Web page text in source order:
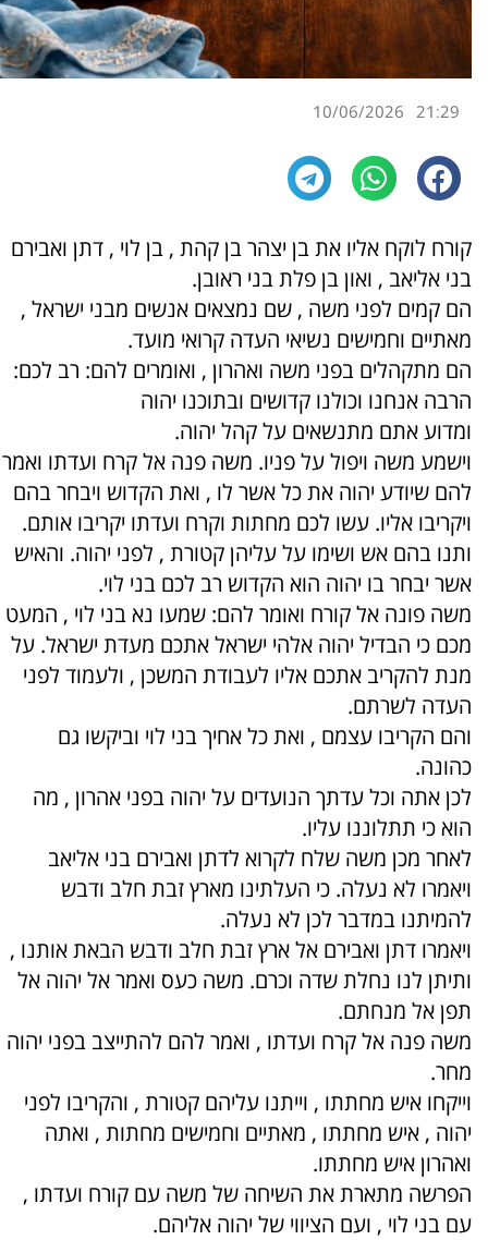
21:29
10/06/2026
קורח לוקח אליו את בן יצהר בן קהת , בן לוי , דתן ואבירם
בני אליאב , ואון בן פלת בני ראובן.
הם קמים לפני משה , שם נמצאים אנשים מבני ישראל ,
מאתיים וחמישים נשיאי העדה קרואי מועד.
הם מתקהלים בפני משה ואהרון , ואומרים להם: רב לכם:
הרבה אנחנו וכולנו קדושים ובתוכנו יהוה
ומדוע אתם מתנשאים על קהל יהוה.
וישמע משה ויפול על פניו. משה פנה אל קרח ועדתו ואמר
להם שיודע יהוה את כל אשר לו , ואת הקדוש ויבחר בהם
ויקריבו אליו. עשו לכם מחתות וקרח ועדתו יקריבו אותם.
ותנו בהם אש ושימו על עליהן קטורת , לפני יהוה. והאיש
אשר יבחר בו יהוה הוא הקדוש רב לכם בני לוי.
משה פונה אל קורח ואומר להם: שמעו נא בני לוי , המעט
מכם כי הבדיל יהוה אלהי ישראל אתכם מעדת ישראל. על
מנת להקריב אתכם אליו לעבודת המשכן , ולעמוד לפני
העדה לשרתם.
והם הקריבו עצמם , ואת כל אחיך בני לוי וביקשו גם
כהונה.
לכן אתה וכל עדתך הנועדים על יהוה בפני אהרון , מה
הוא כי תתלוננו עליו.
לאחר מכן משה שלח לקרוא לדתן ואבירם בני אליאב
ויאמרו לא נעלה. כי העלתינו מארץ זבת חלב ודבש
להמיתנו במדבר לכן לא נעלה.
ויאמרו דתן ואבירם אל ארץ זבת חלב ודבש הבאת אותנו ,
ותיתן לנו נחלת שדה וכרם. משה כעס ואמר אל יהוה אל
תפן אל מנחתם.
משה פנה אל קרח ועדתו , ואמר להם להתייצב בפני יהוה
מחר.
וייקחו איש מחתתו , וייתנו עליהם קטורת , והקריבו לפני
יהוה , איש מחתתו , מאתיים וחמישים מחתות , ואתה
ואהרון איש מחתתו.
הפרשה מתארת את השיחה של משה עם קורח ועדתו ,
עם בני לוי , ועם הציווי של יהוה אליהם.